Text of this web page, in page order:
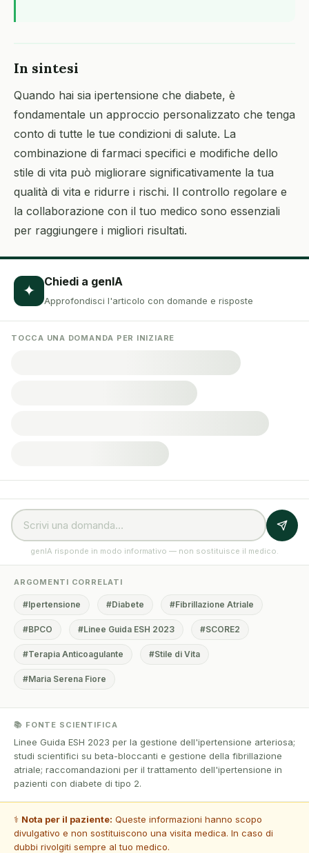
In sintesi
Quando hai sia ipertensione che diabete, è
fondamentale un approccio personalizzato che tenga
conto di tutte le tue condizioni di salute. La
combinazione di farmaci specifici e modifiche dello
stile di vita può migliorare significativamente la tua
qualità di vita e ridurre i rischi. Il controllo regolare e
la collaborazione con il tuo medico sono essenziali
per raggiungere i migliori risultati.
✦ Chiedi a genIA
Approfondisci l'articolo con domande e risposte
TOCCA UNA DOMANDA PER INIZIARE
genIA risponde in modo informativo — non sostituisce il medico.
ARGOMENTI CORRELATI
#Ipertensione #Diabete #Fibrillazione Atriale
#BPCO #Linee Guida ESH 2023 #SCORE2
#Terapia Anticoagulante #Stile di Vita
#Maria Serena Fiore
📚 FONTE SCIENTIFICA
Linee Guida ESH 2023 per la gestione dell'ipertensione arteriosa;
studi scientifici su beta-bloccanti e gestione della fibrillazione
atriale; raccomandazioni per il trattamento dell'ipertensione in
pazienti con diabete di tipo 2.
⚕️ Nota per il paziente: Queste informazioni hanno scopo
divulgativo e non sostituiscono una visita medica. In caso di
dubbi rivolgiti sempre al tuo medico.